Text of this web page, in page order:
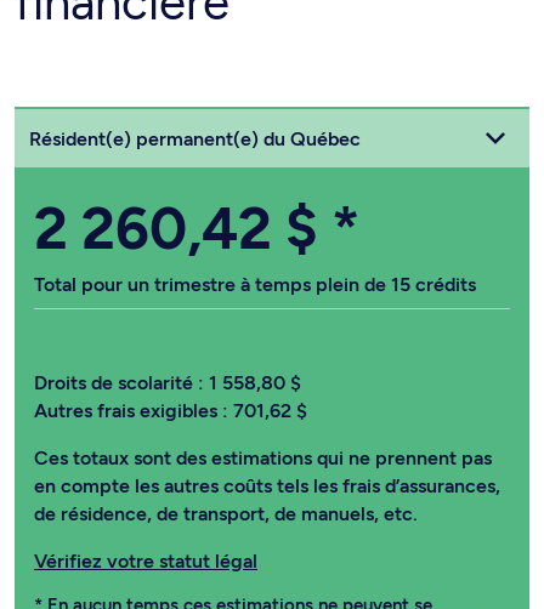
Choisissez votre statut
Résident(e) permanent(e) du Québec
2 260,42 $ *
Total pour un trimestre à temps plein de 15 crédits
Droits de scolarité : 1 558,80 $
Autres frais exigibles : 701,62 $
Ces totaux sont des estimations qui ne prennent pas
en compte les autres coûts tels les frais d’assurances,
de résidence, de transport, de manuels, etc.
Vérifiez votre statut légal